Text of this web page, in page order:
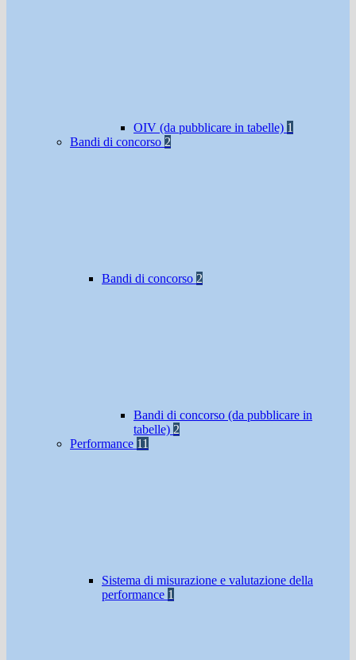
OIV (da pubblicare in tabelle) 1
Bandi di concorso 2
Bandi di concorso 2
Bandi di concorso (da pubblicare in
tabelle) 2
Performance 11
Sistema di misurazione e valutazione della
performance 1